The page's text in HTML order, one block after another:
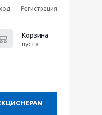
Регистрация
Корзина
пуста